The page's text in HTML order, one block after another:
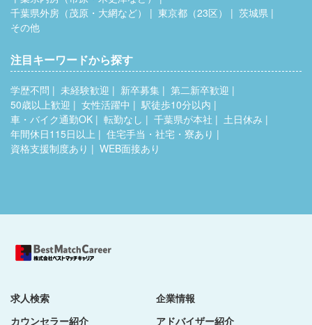
千葉県外房（茂原・大網など）
東京都（23区）
茨城県
その他
注目キーワードから探す
学歴不問 未経験歓迎 新卒募集
第二新卒歓迎
50歳以上歓迎
女性活躍中
駅徒歩10分以内
車・バイク通勤OK
転勤なし 千葉県が本社
土日休み
年間休日115日以上
住宅手当・社宅・寮あり
資格支援制度あり
WEB面接あり
求人検索
企業情報
カウンセラー紹介
アドバイザー紹介